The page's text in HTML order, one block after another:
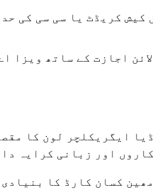
حد کا 50٪ منظور کیا جاتا ہے۔ اس اسکیم کے تحت اخراجات کی حد کم
ایگریکلچر لون کا
اور زبانی کرایہ
کسان کارڈ کا